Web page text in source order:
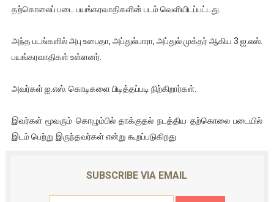
ஐ.நா முன்றலில் சீரற்ற காலநிலையிலும் தமிழின அழிப்பிற்கு
இளையராஜா – கமல் அவசர சந்திப்பு (படங்கள், விடியோ)
வலிமை தான் அஜித் திரைப்பயணத்திலே அதிக காலெக்ஷன் செய்த
தற்கொலைப் படை பயங்கரவாதிகளின் படம் வெளியிடப்பட்டது.
அந்த படங்களில் அபு உபைதா, அப்துல்பாரா, அப்துல் முக்தர் ஆகிய 3 ஐ.எஸ்.
பயங்கரவாதிகள் உள்ளனர்.
அவர்கள் ஐ.எஸ். கொடிகளை பிடித்தப்படி நிற்கிறார்கள்.
இவர்கள் மூவரும் கொழும்பில் தாக்குதல் நடத்திய தற்கொலை படையில்
இடம் பெற்று இருந்தவர்கள் என்று கூறப்படுகிறது
SUBSCRIBE VIA EMAIL